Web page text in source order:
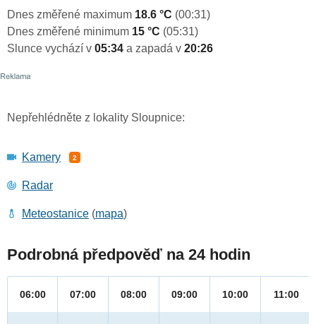
Dnes změřené maximum 18.6 °C (00:31)
Dnes změřené minimum 15 °C (05:31)
Slunce vychází v 05:34 a zapadá v 20:26
Nepřehlédněte z lokality Sloupnice:
Kamery 2
Radar
Meteostanice (mapa)
Podrobná předpověď na 24 hodin
06:00 07:00 08:00 09:00 10:00 11:00